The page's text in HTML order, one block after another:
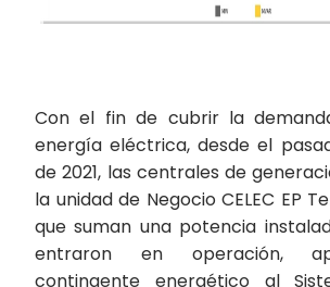
Con el fin de cubrir la
energía eléctrica, desde el
de 2021, las centrales de
la unidad de Negocio CELEC EP
que suman una potencia
entraron en operación,
contingente energético al